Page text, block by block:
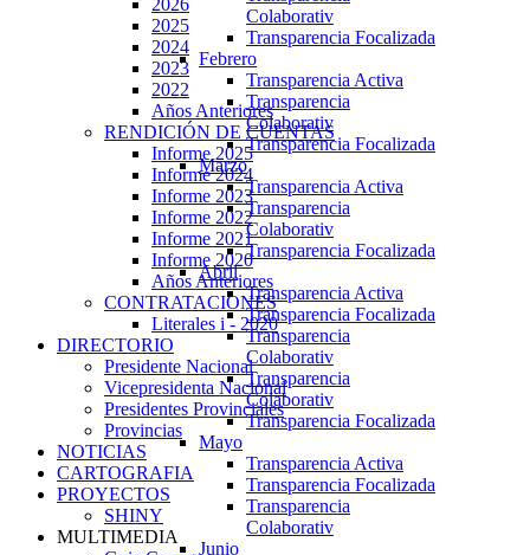
Colaborativ
Transparencia Focalizada
Febrero
Transparencia Activa
Transparencia
Colaborativ
Transparencia Focalizada
Marzo
Transparencia Activa
Transparencia
Colaborativ
Transparencia Focalizada
Abril
Transparencia Activa
Transparencia Focalizada
Transparencia
Colaborativ
Transparencia
Colaborativ
Transparencia Focalizada
Mayo
Transparencia Activa
Transparencia Focalizada
Transparencia
Colaborativ
Junio
2026
2025
2024
2023
2022
Años Anteriores
RENDICIÓN DE CUENTAS
Informe 2025
Informe 2024
Informe 2023
Informe 2022
Informe 2021
Informe 2020
Años Anteriores
CONTRATACIONES
Literales i - 2020
DIRECTORIO
Presidente Nacional
Vicepresidenta Nacional
Presidentes Provinciales
Provincias
NOTICIAS
CARTOGRAFIA
PROYECTOS
SHINY
MULTIMEDIA